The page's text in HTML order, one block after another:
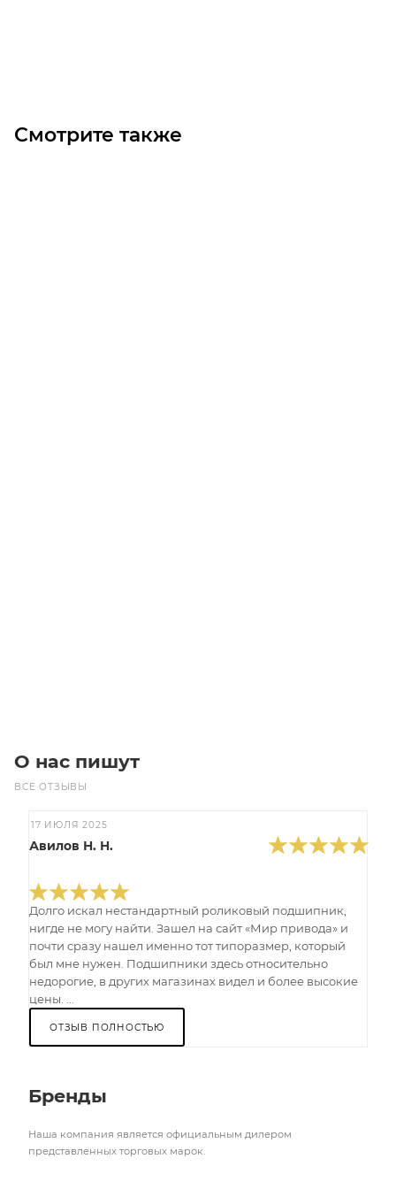
Смотрите также
О нас пишут
ВСЕ ОТЗЫВЫ
17 ИЮЛЯ 2025
Авилов Н. Н.
Долго искал нестандартный роликовый подшипник,
нигде не могу найти. Зашел на сайт «Мир привода» и
почти сразу нашел именно тот типоразмер, который
был мне нужен. Подшипники здесь относительно
недорогие, в других магазинах видел и более высокие
цены. ...
ОТЗЫВ ПОЛНОСТЬЮ
Бренды
Наша компания является официальным дилером
представленных торговых марок.